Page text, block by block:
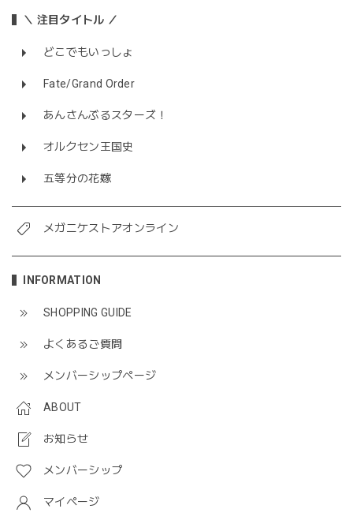
＼ 注目タイトル ／
どこでもいっしょ
Fate/Grand Order
あんさんぶるスターズ！
オルクセン王国史
五等分の花嫁
メガニケストアオンライン
INFORMATION
SHOPPING GUIDE
よくあるご質問
メンバーシップページ
ABOUT
お知らせ
メンバーシップ
マイページ